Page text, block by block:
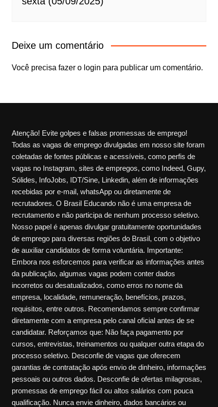
Deixe um comentário
Você precisa fazer o login para publicar um comentário.
Atenção! Evite golpes e falsas promessas de emprego!
Todas as vagas de emprego divulgadas em nosso site foram
coletadas de fontes públicas e acessíveis, como perfis de
vagas no Instagram, sites de empregos, como Indeed, Gupy,
Sólides, InfoJobs, IDT/Sine, Linkedin, além de informações
recebidas por e-mail, whatsApp ou diretamente de
recrutadores. O Brasil Educando não é uma empresa de
recrutamento e não participa de nenhum processo seletivo.
Nosso papel é apenas divulgar gratuitamente oportunidades
de emprego para diversas regiões do Brasil, com o objetivo
de auxiliar candidatos de forma voluntária. Importante:
Embora nos esforcemos para verificar as informações antes
da publicação, algumas vagas podem conter dados
incorretos ou desatualizados, como erros no nome da
empresa, localidade, remuneração, benefícios, prazos,
requisitos, entre outros. Recomendamos sempre confirmar
diretamente com a empresa pelo canal oficial antes de se
candidatar. Reforçamos que: Não faça pagamento por
cursos, entrevistas, treinamentos ou qualquer outra etapa do
processo seletivo. Desconfie de vagas que oferecem
garantias de contratação após envio de dinheiro, informações
pessoais ou outros dados. Desconfie de ofertas milagrosas,
promessas de emprego fácil ou altos salários com pouca
qualificação. Nunca envie dinheiro, dados bancários ou